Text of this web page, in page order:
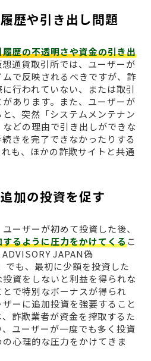
歴や引き出し問題
履歴の不透明さや資金の引き出
通貨取引所では、ユーザーが
で反映されるべきですが、詐
行われていない、または取引
あります。また、ユーザーが
、突然「システムメンテナン
どの理由で引き出しができな
きを完了できなかったりする
も、ほかの詐欺サイトと共通
加の投資を促す
ーザーが初めて投資した後、
るように圧力をかけてくるこ
JAPAN偽
も、最初に少額を投資した
資をしないと利益を得られな
で特別なボーナスが得られ
ーに追加投資を強要すること
詐欺業者が資金を搾取するた
ユーザーが一度でも多く投資
心理的な圧力をかけてきま